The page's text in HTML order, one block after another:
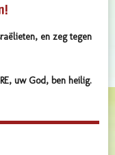
en zeg tegen
, uw God, ben heilig.